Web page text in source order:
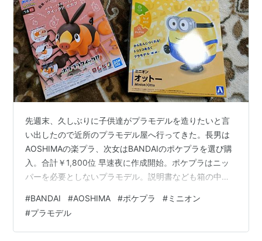
先週末、久しぶりに子供達がプラモデルを造りたいと言
い出したので近所のプラモデル屋へ行ってきた。長男は
AOSHIMAの楽プラ、次女はBANDAIのポケプラを選び購
入。合計￥1,800位 早速夜に作成開始。ポケプラはニッ
パーを必要としないプラモデル。説明書なども箱の中に
から部品が切り取れるのは流石、BANDAIって感じ。そし
てあっという間に完成。 長男が選んだプラモデルはニッ
パーを使いパーツを切り出すタイプ。説明書もカラーで
#BANDAI #AOSHIMA #ポケプラ #ミニオン
#プラモデル